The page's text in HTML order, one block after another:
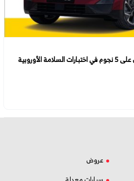
سيارة Lynk & Co 02 تحصل على 5 نجوم في اختبارات السلامة الأوروبية
عروض